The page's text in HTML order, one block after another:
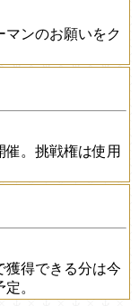
マンのお願いをク
。挑戦権は使用
獲得できる分は今
。